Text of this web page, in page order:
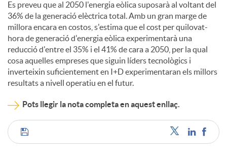
c
o
n
t
Es preveu que al 2050 l'energia eòlica suposarà al voltant del
36% de la generació elèctrica total. Amb un gran marge de
millora encara en costos, s'estima que el cost per quilovat-
hora de generació d'energia eòlica experimentarà una
reducció d'entre el 35% i el 41% de cara a 2050, per la qual
cosa aquelles empreses que siguin líders tecnològics i
inverteixin suficientement en I+D experimentaran els millors
resultats a nivell operatiu en el futur.
Pots llegir la nota completa en aquest enllaç.
C